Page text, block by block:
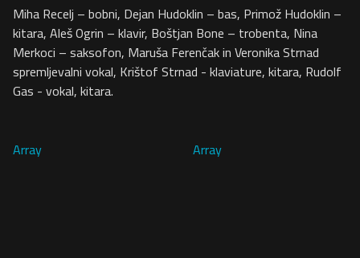
Miha Recelj – bobni, Dejan Hudoklin – bas, Primož Hudoklin –
kitara, Aleš Ogrin – klavir, Boštjan Bone – trobenta, Nina
Merkoci – saksofon, Maruša Ferenčak in Veronika Strnad
spremljevalni vokal, Krištof Strnad - klaviature, kitara, Rudolf
Gas - vokal, kitara.
Array Array